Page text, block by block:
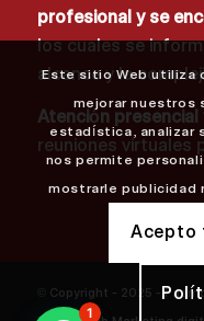
profesional y se
los cuales se
alcance y la
Atención
reuniones virtuales
© Copyright - 2025 -
Este sitio Web utiliza
mejorar nuestros
estadística, analizar
nos permite
mostrarle publicidad
Acepto
1